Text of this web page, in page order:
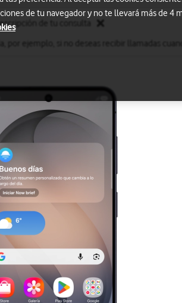
de tu consulta
de tu navegador y no te llevará más de 4